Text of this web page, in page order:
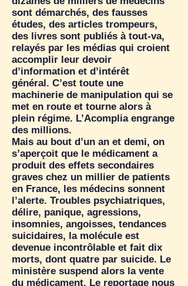
sont démarchés, des fausses
études, des articles trompeurs,
des livres sont publiés à tout-va,
relayés par les médias qui croient
accomplir leur devoir
d’information et d’intérêt
général. C’est toute une
machinerie de manipulation qui se
met en route et tourne alors à
plein régime. L’Acomplia engrange
des millions.
Mais au bout d’un an et demi, on
s’aperçoit que le médicament a
produit des effets secondaires
graves chez un millier de patients
en France, les médecins sonnent
l’alerte. Troubles psychiatriques,
délire, panique, agressions,
insomnies, angoisses, tendances
suicidaires, la molécule est
devenue incontrôlable et fait dix
morts, dont quatre par suicide. Le
ministère suspend alors la vente
du médicament. Le reportage nous